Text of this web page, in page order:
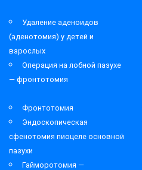
Удаление аденоидов
(аденотомия) у детей и
взрослых
Операция на лобной пазухе
— фронтотомия
Фронтотомия
Эндоскопическая
сфенотомия пиоцеле основной
пазухи
Гайморотомия —